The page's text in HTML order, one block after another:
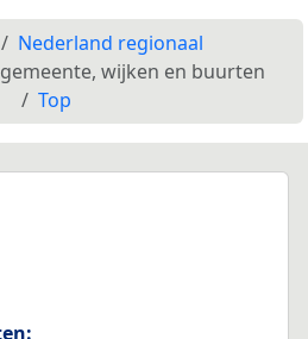
Nederland regionaal
wijken en buurten
Top